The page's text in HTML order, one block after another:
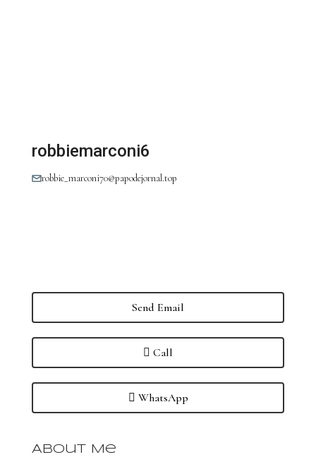
robbiemarconi6
robbie_marconi70@papodejornal.top
Send Email
Call
WhatsApp
About Me